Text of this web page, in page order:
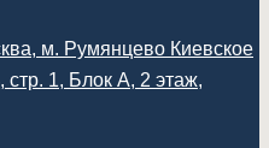
м. Румянцево Киевское
стр. 1, Блок А, 2 этаж,